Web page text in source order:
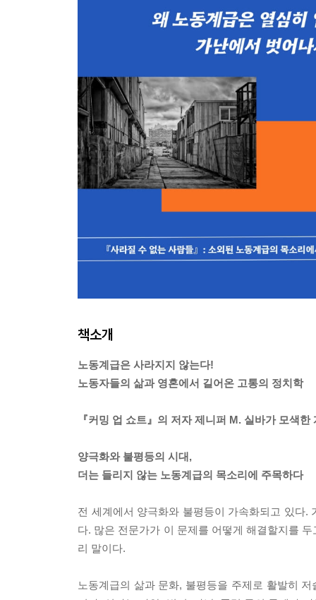
책소개
노동계급은 사라지지 않는다!
노동자들의 삶과 영혼에서 길어온 고통의 정치학
『커밍 업 쇼트』의 저자 제니퍼 M. 실바가 모색한
양극화와 불평등의 시대,
더는 들리지 않는 노동계급의 목소리에 주목하다
전 세계에서 양극화와 불평등이 가속화되고 있다
다. 많은 전문가가 이 문제를 어떻게 해결할지를
리 말이다.
노동계급의 삶과 문화, 불평등을 주제로 활발히